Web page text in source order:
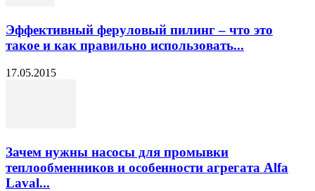
Эффективный феруловый пилинг – что это
такое и как правильно использовать...
17.05.2015
Зачем нужны насосы для промывки
теплообменников и особенности агрегата Alfa
Laval...